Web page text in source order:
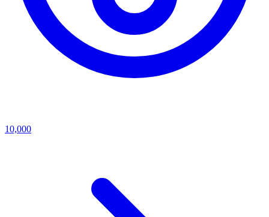
10,000